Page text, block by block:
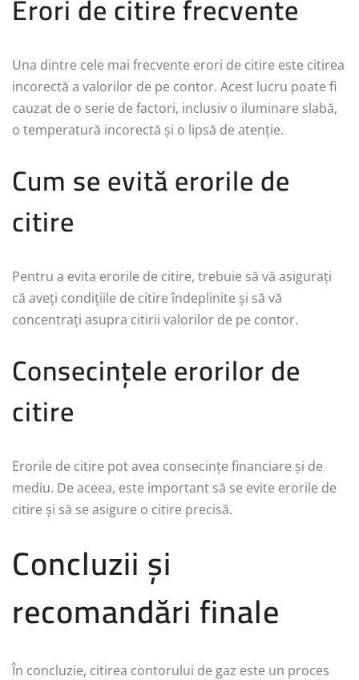
Una dintre cele mai frecvente erori de citire este citirea
incorectă a valorilor de pe contor. Acest lucru poate fi
cauzat de o serie de factori, inclusiv o iluminare slabă,
o temperatură incorectă și o lipsă de atenție.
Cum se evită erorile de
citire
Pentru a evita erorile de citire, trebuie să vă asigurați
că aveți condițiile de citire îndeplinite și să vă
concentrați asupra citirii valorilor de pe contor.
Consecințele erorilor de
citire
Erorile de citire pot avea consecințe financiare și de
mediu. De aceea, este important să se evite erorile de
citire și să se asigure o citire precisă.
Concluzii și
recomandări finale
În concluzie, citirea contorului de gaz este un proces